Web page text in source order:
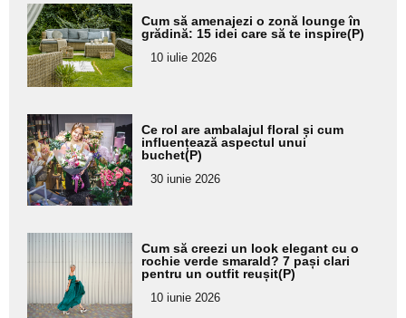
Adaugă
aici textul
pentru
subtitlu
Cum să amenajezi o zonă lounge în
grădină: 15 idei care să te inspire(P)
10 iulie 2026
Adaugă
aici textul
pentru
subtitlu
Ce rol are ambalajul floral și cum
influențează aspectul unui
buchet(P)
30 iunie 2026
Adaugă
aici textul
pentru
subtitlu
Cum să creezi un look elegant cu o
rochie verde smarald? 7 pași clari
pentru un outfit reușit(P)
10 iunie 2026